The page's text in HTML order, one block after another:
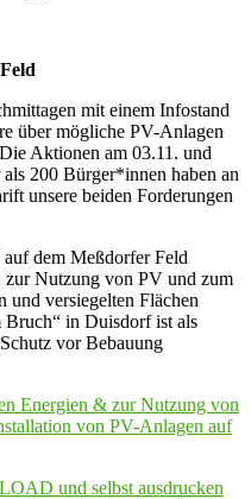
mit einem Infostand
über mögliche PV-Anlagen
Aktionen am 03.11. und
200 Bürger*innen haben an
unsere beiden Forderungen
dem Meßdorfer Feld
zur Nutzung von PV und zum
und versiegelten Flächen
in Duisdorf ist als
vor Bebauung
Energien & zur Nutzung von
von PV-Anlagen auf
und selbst ausdrucken